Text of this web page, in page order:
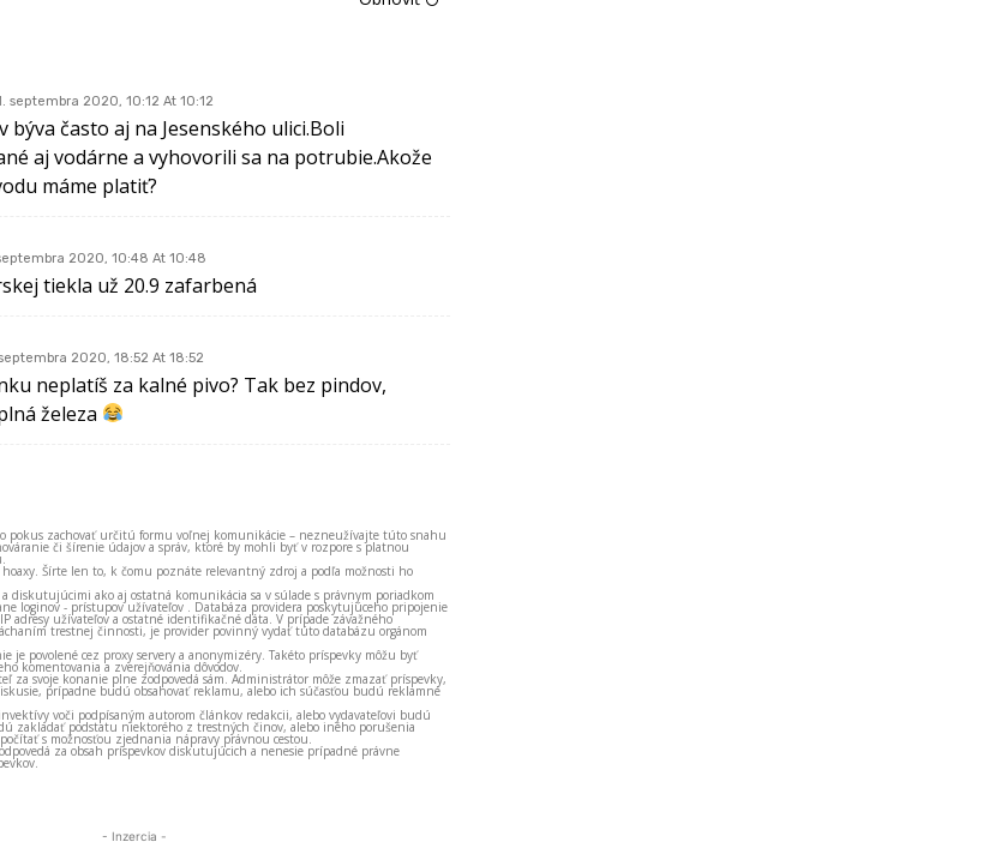
septembra 2020, 10:12 At 10:12
býva často aj na Jesenského ulici.Boli
aj vodárne a vyhovorili sa na potrubie.Akože
máme platiť?
2020, 10:48 At 10:48
tiekla už 20.9 zafarbená
2020, 18:52 At 18:52
neplatíš za kalné pivo? Tak bez pindov,
železa
pokus zachovať určitú formu voľnej komunikácie – nezneužívajte túto snahu
či šírenie údajov a správ, ktoré by mohli byť v rozpore s platnou
Šírte len to, k čomu poznáte relevantný zdroj a podľa možnosti ho
diskutujúcimi ako aj ostatná komunikácia sa v súlade s právnym poriadkom
loginov - prístupov užívateľov . Databáza providera poskytujúceho pripojenie
adresy užívateľov a ostatné identifikačné dáta. V prípade závažného
trestnej činnosti, je provider povinný vydať túto databázu orgánom
je povolené cez proxy servery a anonymizéry. Takéto príspevky môžu byť
komentovania a zverejňovania dôvodov.
za svoje konanie plne zodpovedá sám. Administrátor môže zmazať príspevky,
prípadne budú obsahovať reklamu, alebo ich súčasťou budú reklamné
voči podpísaným autorom článkov redakcii, alebo vydavateľovi budú
zakladať podstatu niektorého z trestných činov, alebo iného porušenia
s možnosťou zjednania nápravy právnou cestou.
za obsah príspevkov diskutujúcich a nenesie prípadné právne
- Inzercia -